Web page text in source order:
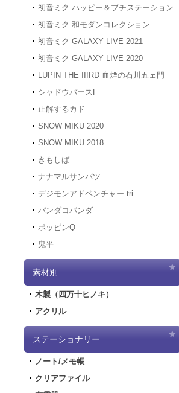
初音ミク ハッピー＆プチステーション
初音ミク 和モダンコレクション
初音ミク GALAXY LIVE 2021
初音ミク GALAXY LIVE 2020
LUPIN THE IIIRD 血煙の石川五ェ門
シャドウバースF
正解するカド
SNOW MIKU 2020
SNOW MIKU 2018
きもしば
ナナマルサンバツ
デジモンアドベンチャー tri.
パンダコパンダ
ポッピンQ
鬼平
素材別
木製（四万十ヒノキ）
アクリル
ステーショナリー
ノート/メモ帳
クリアファイル